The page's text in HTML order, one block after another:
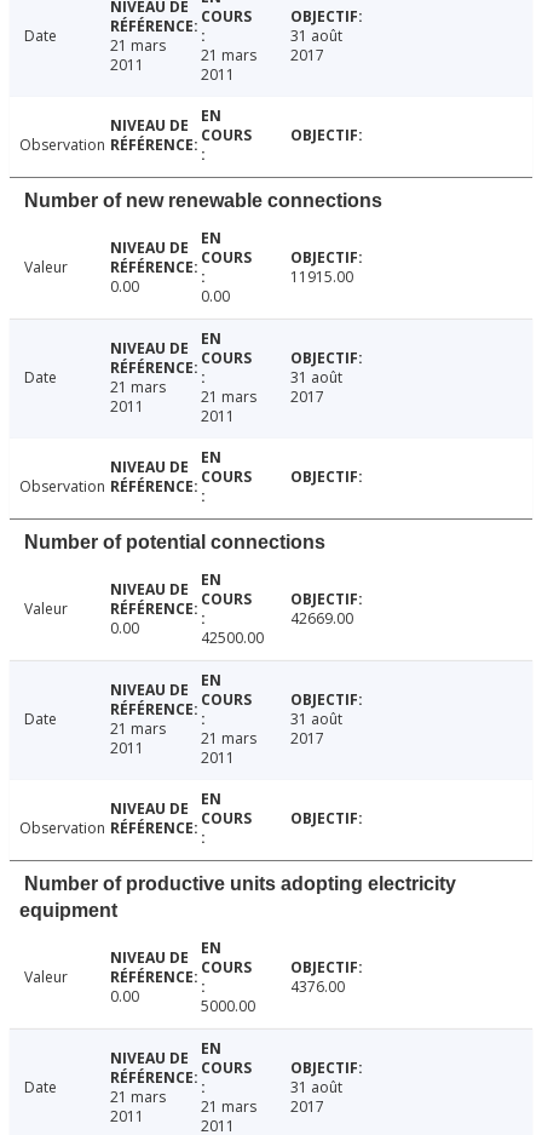
Date
21 mars
2011
21 mars
2011
31 août
2017
Observation
Number of new renewable connections
Valeur
0.00
0.00
11915.00
Date
21 mars
2011
21 mars
2011
31 août
2017
Observation
Number of potential connections
Valeur
0.00
42500.00
42669.00
Date
21 mars
2011
21 mars
2011
31 août
2017
Observation
Number of productive units adopting electricity
equipment
Valeur
0.00
5000.00
4376.00
Date
21 mars
2011
21 mars
2011
31 août
2017